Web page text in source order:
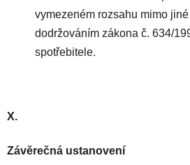
vymezeném rozsahu mimo
dodržováním zákona č. 634/
spotřebitele.
X.
Závěrečná ustanovení